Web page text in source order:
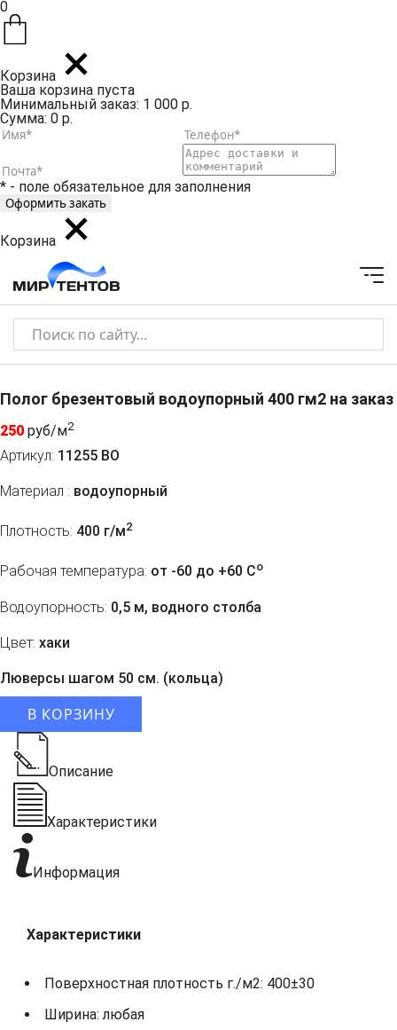
0
Корзина
Ваша корзина пуста
Минимальный заказ: 1 000 р.
Сумма: 0 р.
* - поле обязательное для заполнения
Корзина
Полог брезентовый водоупорный 400 гм2 на заказ
250 руб/м2
Артикул: 11255 ВО
Материал : водоупорный
Плотность: 400 г/м2
Рабочая температура: от -60 до +60 Co
Водоупорность: 0,5 м, водного столба
Цвет: хаки
Люверсы шагом 50 см. (кольца)
В КОРЗИНУ
Описание
Характеристики
Информация
Характеристики
Поверхностная плотность г./м2: 400±30
Ширина: любая